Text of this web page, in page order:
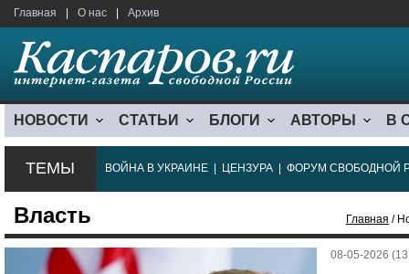
Главная О нас Архив
НОВОСТИ СТАТЬИ БЛОГИ АВТОРЫ В
ТЕМЫ ВОЙНА В УКРАИНЕ ЦЕНЗУРА ФОРУМ СВОБОДНОЙ
Власть Главная /
08-05-2026